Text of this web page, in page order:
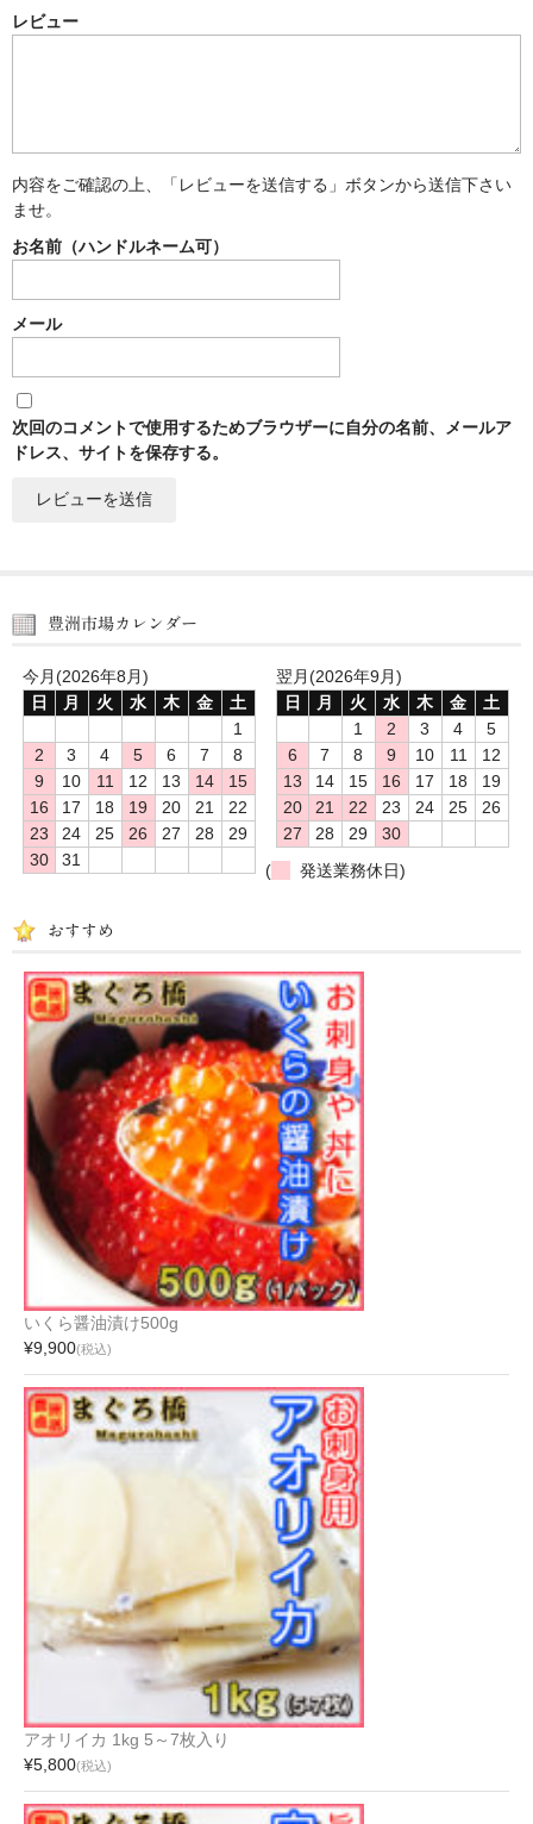
レビュー
内容をご確認の上、「レビューを送信する」ボタンから送信下さい
ませ。
お名前（ハンドルネーム可）
メール
次回のコメントで使用するためブラウザーに自分の名前、メールア
ドレス、サイトを保存する。
豊洲市場カレンダー
今月(2026年8月)
日
月 火 水 木 金
土
1
2
3 4 5 6 7
8
9
10 11 12 13 14
15
16
17 18 19 20 21
22
23
24 25 26 27 28
29
30
31
翌月(2026年9月)
日
月 火 水 木 金
土
1
2 3 4
5
6
7 8 9 10 11
12
13
14 15 16 17 18
19
20
21 22 23 24 25
26
27
28 29
30
(
発送業務休日)
おすすめ
いくら醤油漬け500g
¥9,900(税込)
アオリイカ 1kg 5～7枚入り
¥5,800(税込)